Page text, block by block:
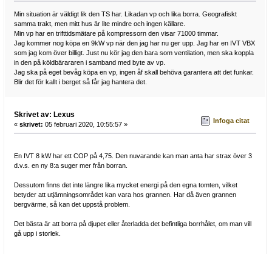
Min situation är väldigt lik den TS har. Likadan vp och lika borra. Geografiskt
samma trakt, men mitt hus är lite mindre och ingen källare.
Min vp har en trifttidsmätare på kompressorn den visar 71000 timmar.
Jag kommer nog köpa en 9kW vp när den jag har nu ger upp. Jag har en IVT VBX
som jag kom över billigt. Just nu kör jag den bara som ventilation, men ska koppla
in den på köldbärararen i samband med byte av vp.
Jag ska på eget bevåg köpa en vp, ingen åf skall behöva garantera att det funkar.
Blir det för kallt i berget så får jag hantera det.
Skrivet av: Lexus
« skrivet: 05 februari 2020, 10:55:57 » Infoga citat
En IVT 8 kW har ett COP på 4,75. Den nuvarande kan man anta har strax över 3
d.v.s. en ny 8:a suger mer från borran.
Dessutom finns det inte längre lika mycket energi på den egna tomten, vilket
betyder att utjämningsområdet kan vara hos grannen. Har då även grannen
bergvärme, så kan det uppstå problem.
Det bästa är att borra på djupet eller återladda det befintliga borrhålet, om man vill
gå upp i storlek.